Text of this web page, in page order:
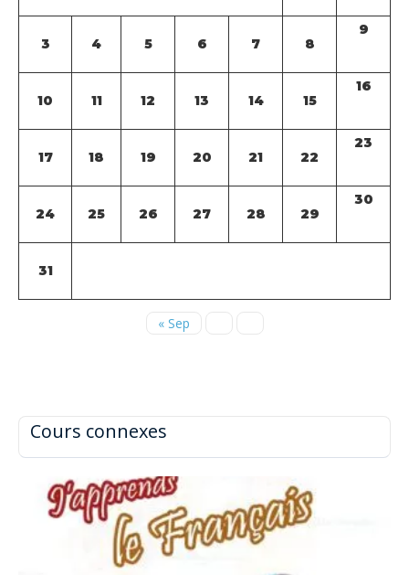
Cours connexes
3 4 5 6 7 8
9
10 11 12 13 14 15
16
17 18 19 20 21 22
23
24 25 26 27 28 29
30
31
« Sep